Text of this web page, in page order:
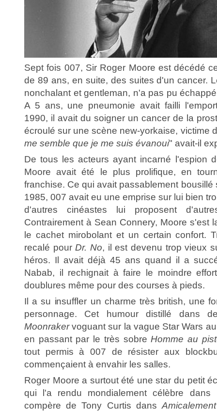
Sept fois 007, Sir Roger Moore est décédé
de 89 ans, en suite, des suites d'un cancer.
nonchalant et gentleman, n'a pas pu
A 5 ans, une pneumonie avait failli
1990, il avait du soigner un cancer de la
écroulé sur une scène new-yorkaise, victime
me semble que je me suis évanoui" avait-il
De tous les acteurs ayant incarné l'espion
Moore avait été le plus prolifique, en
franchise. Ce qui avait passablement bousillé
1985, 007 avait eu une emprise sur lui bien
d'autres cinéastes lui proposent
Contrairement à Sean Connery, Moore s'est
le cachet mirobolant et un certain confort.
recalé pourDr. No, il est devenu trop vieux
héros. Il avait déjà 45 ans quand il a
Nabab, il rechignait à faire le moindre
doublures même pour des courses à pieds.
Il a su insuffler un charme très british, une
personnage. Cet humour distillé dans
Moonrakervoguant sur la vague Star Wars
en passant par le très sobreHomme au
tout permis à 007 de résister aux
commençaient à envahir les salles.
Roger Moore a surtout été une star du petit
qui l'a rendu mondialement célèbre
compère de Tony Curtis dans